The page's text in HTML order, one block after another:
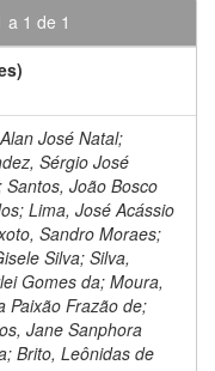
a 1 de 1
José Natal;
Sérgio José
Santos, João Bosco
Lima, José Acássio
Sandro Moraes;
Silva; Silva,
Gomes da; Moura,
Paixão Frazão de;
Jane Sanphora
Brito, Leônidas de